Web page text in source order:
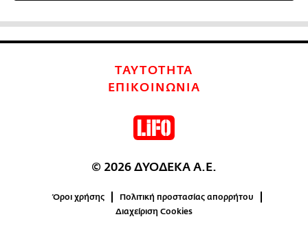
ΤΑΥΤΟΤΗΤΑ
ΕΠΙΚΟΙΝΩΝΙΑ
© 2026 ΔΥΟΔΕΚΑ Α.Ε.
Όροι χρήσης
Πολιτική προστασίας απορρήτου
Διαχείριση Cookies